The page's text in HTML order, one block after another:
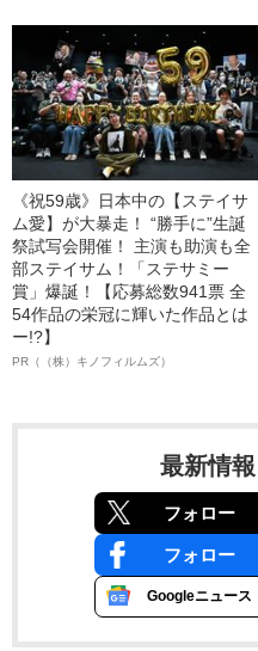
《祝59歳》日本中の【ステイサ
ム愛】が大暴走！ “勝手に”生誕
祭試写会開催！ 主演も助演も全
部ステイサム！「ステサミー
賞」爆誕！【応募総数941票 全
54作品の栄冠に輝いた作品とは
ー!?】
PR（（株）キノフィルムズ）
最新情報
フォロー
フォロー
Googleニュース